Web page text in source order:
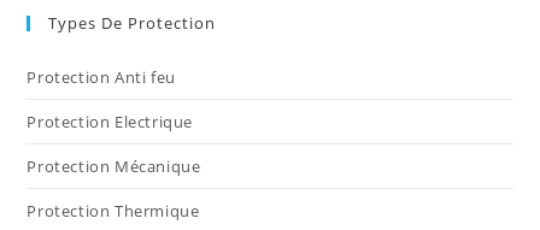
Types De Protection
Protection Anti feu
Protection Electrique
Protection Mécanique
Protection Thermique